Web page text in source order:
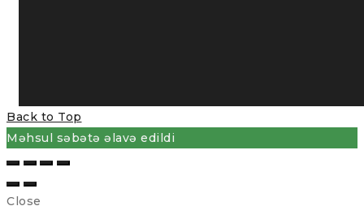
Back to Top
Məhsul səbətə əlavə edildi
Close